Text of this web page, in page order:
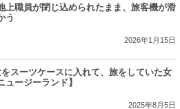
上職員が閉じ込められたまま、旅客機が滑
う
2026年1月15日
スーツケースに入れて、旅をしていた女
ュージーランド】
2025年8月5日